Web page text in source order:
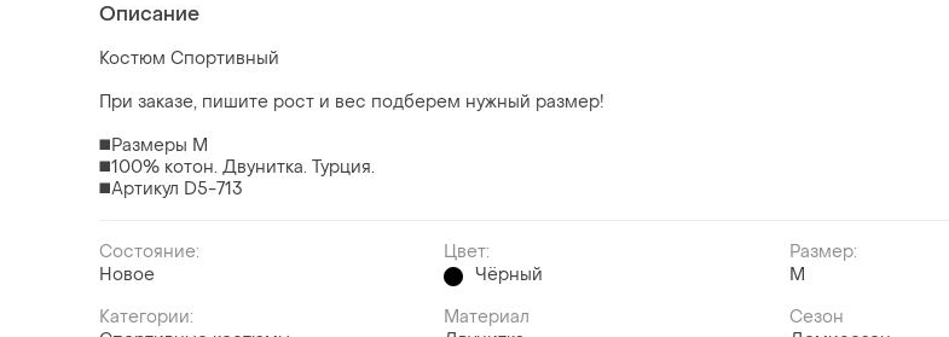
Описание
Костюм Спортивный
При заказе, пишите рост и вес подберем нужный размер!
◼️Размеры M
◼️100% котон. Двунитка. Турция.
◼️Артикул D5-713
Состояние:
Новое
Цвет:
Чёрный
Размер:
M
Категории:
Материал
Сезон